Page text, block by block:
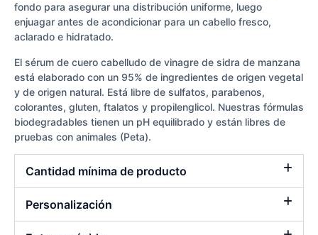
fondo para asegurar una distribución uniforme, luego
enjuagar antes de acondicionar para un cabello fresco,
aclarado e hidratado.
El sérum de cuero cabelludo de vinagre de sidra de manzana
está elaborado con un 95% de ingredientes de origen vegetal
y de origen natural. Está libre de sulfatos, parabenos,
colorantes, gluten, ftalatos y propilenglicol. Nuestras fórmulas
biodegradables tienen un pH equilibrado y están libres de
pruebas con animales (Peta).
Cantidad mínima de producto
Personalización